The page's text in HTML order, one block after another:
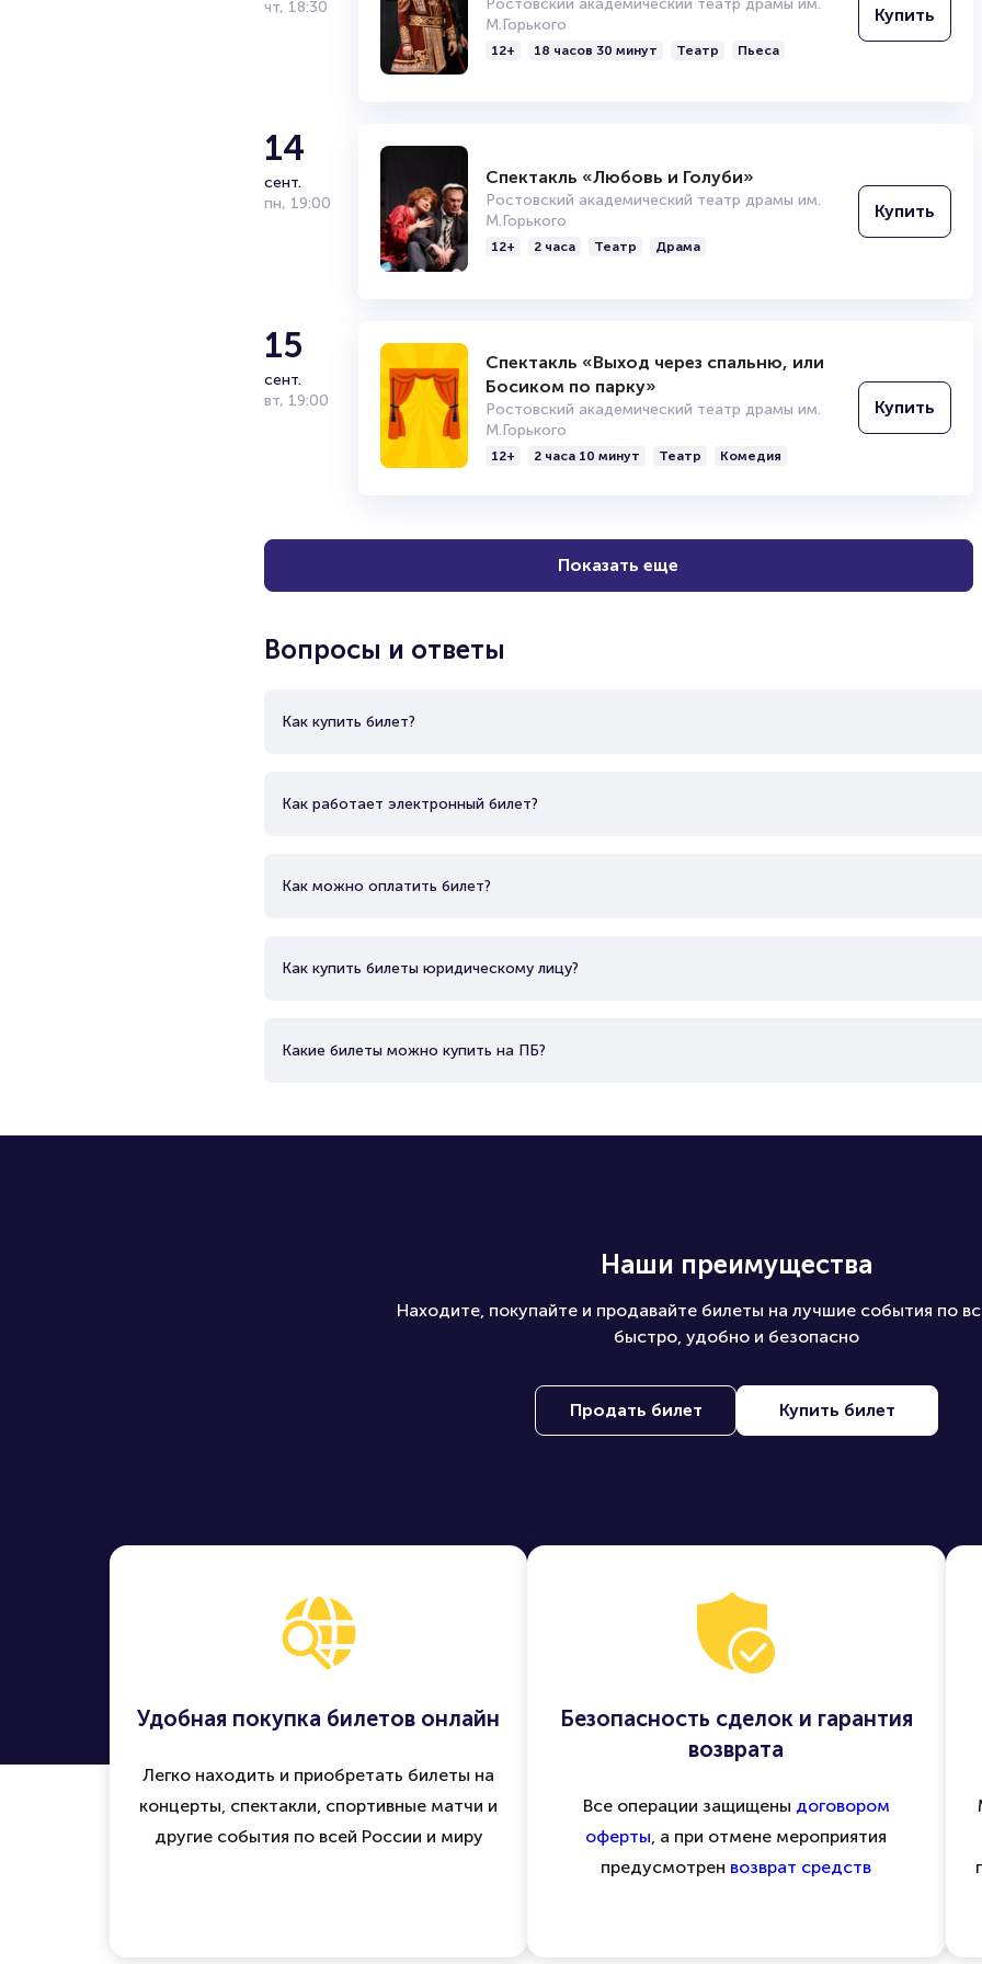
Полезные ссылки
Подробнее о том, как вернуть, сдать или продать
чт, 18:30
Ростовский академический театр драмы им.
М.Горького
12+ 18 часов 30 минут Театр Пьеса
Купить
14
сент.
пн, 19:00
Спектакль «Любовь и Голуби»
Ростовский академический театр драмы им.
М.Горького
12+ 2 часа Театр Драма
Купить
15
сент.
вт, 19:00
Спектакль «Выход через спальню, или
Босиком по парку»
Ростовский академический театр драмы им.
М.Горького
12+ 2 часа 10 минут Театр Комедия
Купить
Показать еще
Вопросы и ответы
Как купить билет?
Как работает электронный билет?
Как можно оплатить билет?
Как купить билеты юридическому лицу?
Какие билеты можно купить на ПБ?
Наши преимущества
Находите, покупайте и продавайте билеты на лучшие события по
быстро, удобно и безопасно
Продать билет Купить билет
Удобная покупка билетов онлайн
Легко находить и приобретать билеты на
концерты, спектакли, спортивные матчи и
другие события по всей России и миру
Безопасность сделок и гарантия
возврата
Все операции защищены договором
оферты, а при отмене мероприятия
предусмотрен возврат средств